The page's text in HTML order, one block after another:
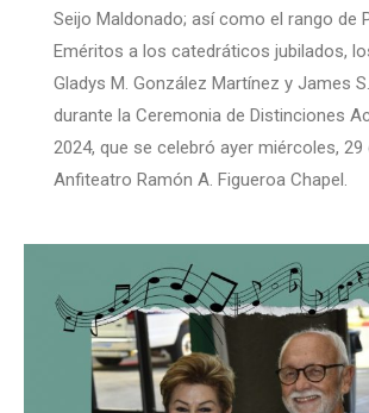
Seijo Maldonado; así como el rango de
Eméritos a los catedráticos jubilados,
Gladys M. González Martínez y James
durante la Ceremonia de Distinciones
2024, que se celebró ayer miércoles, 29
Anfiteatro Ramón A. Figueroa Chapel.